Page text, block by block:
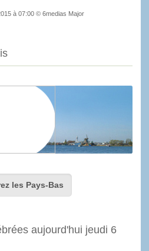
à 07:00 © 6medias Major
les Pays-Bas
aujourd'hui jeudi 6